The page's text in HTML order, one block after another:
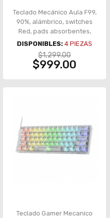
Teclado Mecánico Aula F99,
90%, alámbrico, switches
Red, pads absorbentes,
RGB, español,
blanco/azul/morado –
8500-0005
DISPONIBLES: 4 PIEZAS
$1,299.00
$999.00
Teclado Gamer Mecanico